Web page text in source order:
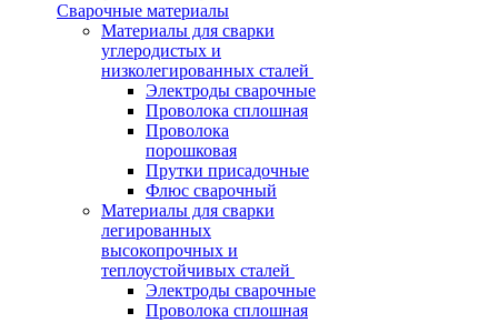
Сварочные материалы
Материалы для сварки
углеродистых и
низколегированных сталей
Электроды сварочные
Проволока сплошная
Проволока
порошковая
Прутки присадочные
Флюс сварочный
Материалы для сварки
легированных
высокопрочных и
теплоустойчивых сталей
Электроды сварочные
Проволока сплошная